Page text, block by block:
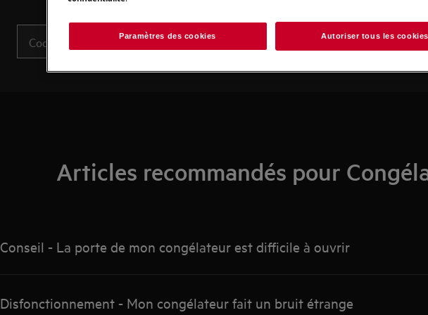
Articles recommandés pour
Conseil - La porte de mon congélateur est difficile à ouvrir
Disfonctionnement - Mon congélateur fait un bruit étrange
Paramètres des cookies Autoriser tous les cookies